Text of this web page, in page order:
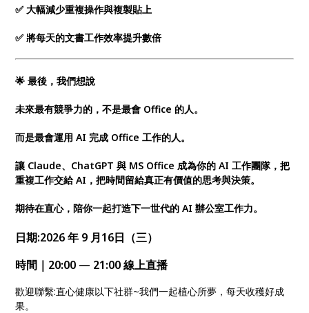
✅ 大幅減少重複操作與複製貼上
✅ 將每天的文書工作效率提升數倍
🌟 最後，我們想說
未來最有競爭力的，不是最會 Office 的人。
而是最會運用 AI 完成 Office 工作的人。
讓 Claude、ChatGPT 與 MS Office 成為你的 AI 工作團隊，把
重複工作交給 AI，把時間留給真正有價值的思考與決策。
期待在直心，陪你一起打造下一世代的 AI 辦公室工作力。
日期:2026 年 9 月16日（三）
時間｜20:00 — 21:00線上直播
歡迎聯繫:直心健康以下社群~我們一起植心所夢，每天收穫好成
果。